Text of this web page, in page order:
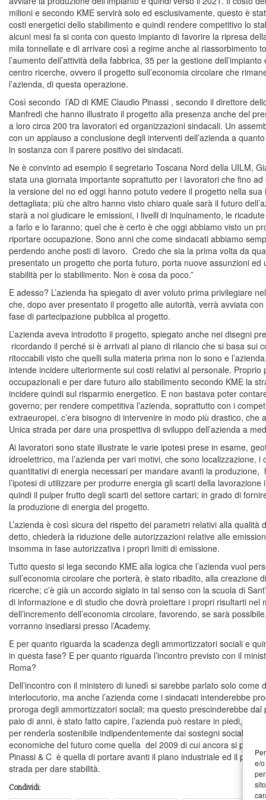
e/
milioni e secondo KME servirà solo ed esclusivamente, questo è
costi energetici dello stabilimento e quindi rendere competitivo lo
alcuni mesi fa si conta con questo impianto di favorire la ripresa
mila tonnellate e di arrivare così a regime anche al riassorbimento
l’aumento dell’attività della fabbrica, 35 per la gestione
centro ricerche, ovvero il progetto sull’economia circolare che
l’azienda, di questa operazione.
Così secondo l’AD di KME Claudio Pinassi , secondo il direttore
Manfredi che hanno illustrato il progetto alla presenza anche del
a loro circa 200 tra lavoratori ed organizzazioni sindacali. Un
con un applauso a conclusione degli interventi dell’azienda a
in sostanza con il parere positivo dei sindacati.
Ne è convinto ad esempio il segretario Toscana Nord della UILM,
stata una giornata importante soprattutto per i lavoratori che fino
la versione del no ed oggi hanno potuto vedere il progetto nella
dettagliata; più che altro hanno visto chiaro quale sarà il futuro
starà a noi giudicare le emissioni, i livelli di inquinamento, le
a farlo e lo faranno; quel che è certo è che oggi abbiamo visto un
riportare occupazione. Sono anni che come sindacati abbiamo
perdendo anche posti di lavoro. Credo che sia la prima volta da
presentato un progetto che porta futuro, porta nuove assunzioni ed
stabilità per lo stabilimento. Non è cosa da poco.”
E adesso? L’azienda ha spiegato di aver voluto prima privilegiare
che, dopo aver presentato il progetto alle autorità, verrà avviata
fase di partecipazione pubblica al progetto.
L’azienda aveva introdotto il progetto, spiegato anche nei disegni
ricordando il perché si è arrivati al piano di rilancio che si basa sui
ritoccabili visto che quelli sulla materia prima non lo sono e
intende incidere ulteriormente sui costi relativi al personale. Proprio
occupazionali e per dare futuro allo stabilimento secondo KME la
incidere quindi sul risparmio energetico. E non bastava poter
governo; per rendere competitiva l’azienda, soprattutto con i
extraeuropei, c’era bisogno di intervenire in modo più drastico, che
Unica strada per dare una prospettiva di sviluppo dell’azienda a
Ai lavoratori sono state illustrate le varie ipotesi prese in esame,
idroelettrico, ma l’azienda per vari motivi, che sono localizzazione, i
quantitativi di energia necessari per mandare avanti la
l’ipotesi di utilizzare per produrre energia gli scarti della
quindi il pulper frutto degli scarti del settore cartari; in grado di
la produzione di energia del progetto.
L’azienda è così sicura del rispetto dei parametri relativi alla qualità
detto, chiederà la riduzione delle autorizzazioni relative alle
insomma in fase autorizzativa i propri limiti di emissione.
Tutto questo si lega secondo KME alla logica che l’azienda vuol
sull’economia circolare che porterà, è stato ribadito, alla creazione
ricerche; c’è già un accordo siglato in tal senso con la scuola di
di informazione e di studio che dovrà proiettare i propri risultarti nel
dell’incremento dell’economia circolare, favorendo, se sarà
vorranno insediarsi presso l’Academy.
E per quanto riguarda la scadenza degli ammortizzatori sociali e
in questa fase? E per quanto riguarda l’incontro previsto con il
Roma?
Dell’incontro con il ministero di lunedì si sarebbe parlato solo come
interlocutorio, ma anche l’azienda come i sindacati intenderebbe
proroga degli ammortizzatori sociali; ma questo prescinderebbe
paio di anni, è stato fatto capire, l’azienda può restare in piedi, al di
per renderla sostenibile indipendentemente dai sostegni sociali,
economiche del futuro come quella del 2009 di cui ancora si paga
Pinassi & C è quella di portare avanti il piano industriale ed il
strada per dare stabilità.
Condividi: